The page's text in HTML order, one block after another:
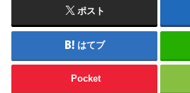
ポスト
はてブ
Pocket